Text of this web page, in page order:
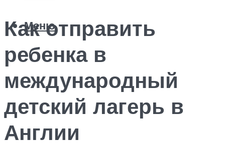
Меню
Как отправить
ребенка в
международный
детский лагерь в
Англии